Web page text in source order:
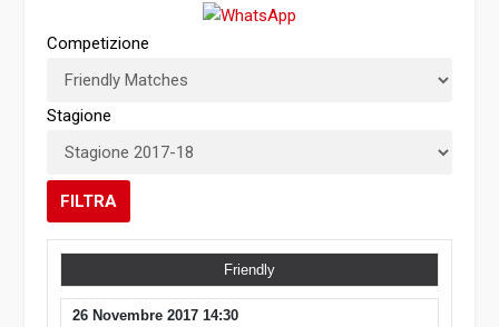
Competizione
Stagione
FILTRA
Friendly
26 Novembre 2017 14:30